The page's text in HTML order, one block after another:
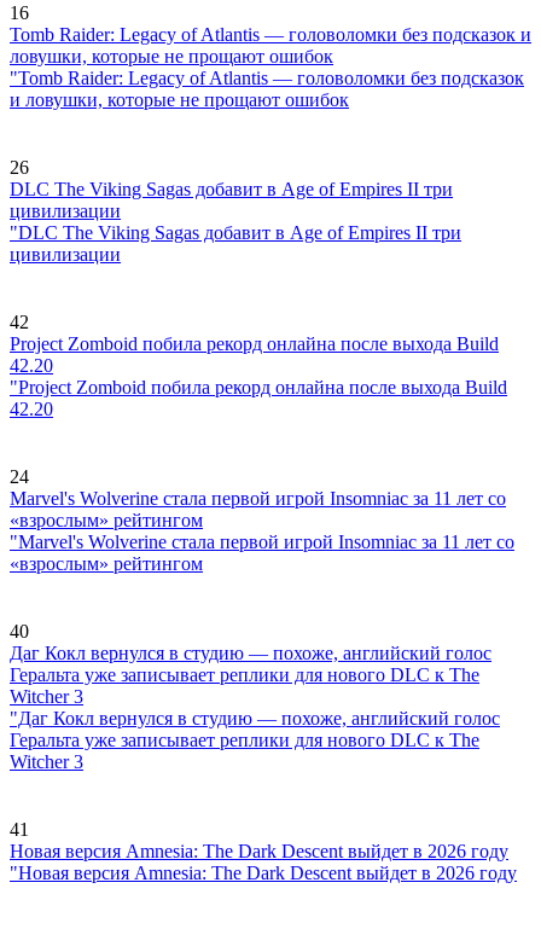
16
Tomb Raider: Legacy of Atlantis — головоломки без подсказок и
ловушки, которые не прощают ошибок
"Tomb Raider: Legacy of Atlantis — головоломки без подсказок
и ловушки, которые не прощают ошибок
26
DLC The Viking Sagas добавит в Age of Empires II три
цивилизации
"DLC The Viking Sagas добавит в Age of Empires II три
цивилизации
42
Project Zomboid побила рекорд онлайна после выхода Build
42.20
"Project Zomboid побила рекорд онлайна после выхода Build
42.20
24
Marvel's Wolverine стала первой игрой Insomniac за 11 лет со
«взрослым» рейтингом
"Marvel's Wolverine стала первой игрой Insomniac за 11 лет со
«взрослым» рейтингом
40
Даг Кокл вернулся в студию — похоже, английский голос
Геральта уже записывает реплики для нового DLC к The
Witcher 3
"Даг Кокл вернулся в студию — похоже, английский голос
Геральта уже записывает реплики для нового DLC к The
Witcher 3
41
Новая версия Amnesia: The Dark Descent выйдет в 2026 году
"Новая версия Amnesia: The Dark Descent выйдет в 2026 году